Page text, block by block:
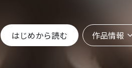
はじめから読む 作品情報